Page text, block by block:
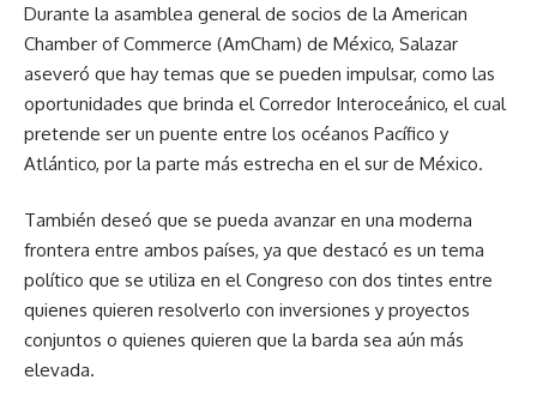
Durante la asamblea general de socios de la American
Chamber of Commerce (AmCham) de México, Salazar
aseveró que hay temas que se pueden impulsar, como las
oportunidades que brinda el Corredor Interoceánico, el cual
pretende ser un puente entre los océanos Pacífico y
Atlántico, por la parte más estrecha en el sur de México.
También deseó que se pueda avanzar en una moderna
frontera entre ambos países, ya que destacó es un tema
político que se utiliza en el Congreso con dos tintes entre
quienes quieren resolverlo con inversiones y proyectos
conjuntos o quienes quieren que la barda sea aún más
elevada.